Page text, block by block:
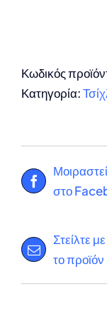
Κωδικός
Κατηγορία:
στο
Στείλτε
το προϊόν